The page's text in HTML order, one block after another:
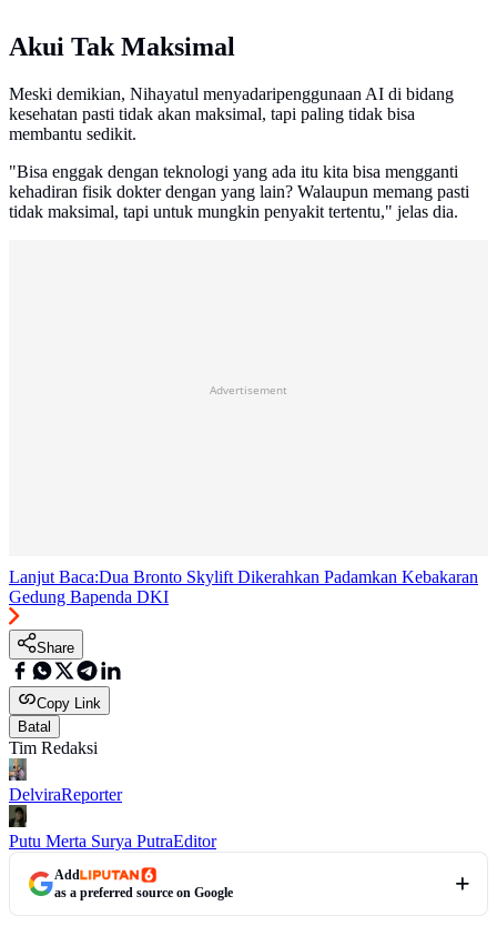
Akui Tak Maksimal
Meski demikian, Nihayatul menyadaripenggunaan AI di bidang
kesehatan pasti tidak akan maksimal, tapi paling tidak bisa
membantu sedikit.
"Bisa enggak dengan teknologi yang ada itu kita bisa mengganti
kehadiran fisik dokter dengan yang lain? Walaupun memang pasti
tidak maksimal, tapi untuk mungkin penyakit tertentu," jelas dia.
Advertisement
Lanjut Baca:Dua Bronto Skylift Dikerahkan Padamkan Kebakaran
Gedung Bapenda DKI
Share
Copy Link
Batal
Tim Redaksi
DelviraReporter
Putu Merta Surya PutraEditor
Add
as a preferred source on Google